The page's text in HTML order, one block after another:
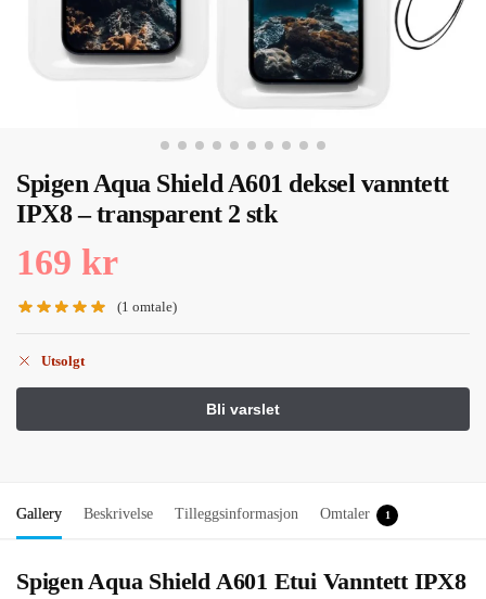
Spigen Aqua Shield A601 deksel vanntett
IPX8 – transparent 2 stk
169 kr
(1 omtale)
Utsolgt
Gallery Beskrivelse Tilleggsinformasjon Omtaler 1
Spigen Aqua Shield A601 Etui Vanntett IPX8